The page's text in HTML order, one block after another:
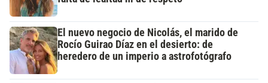
El nuevo negocio de Nicolás, el marido de
Rocío Guirao Díaz en el desierto: de
heredero de un imperio a astrofotógrafo